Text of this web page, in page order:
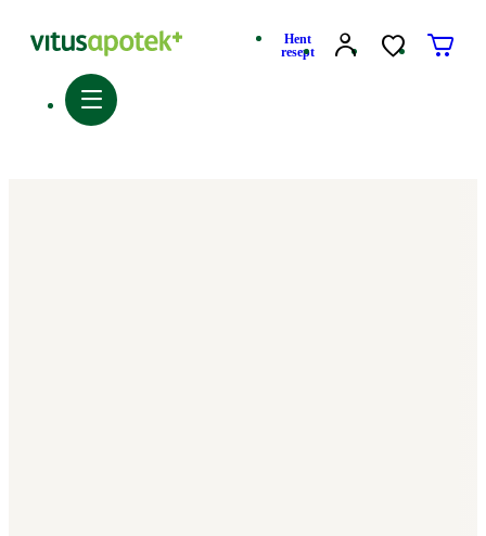
Hent
resept